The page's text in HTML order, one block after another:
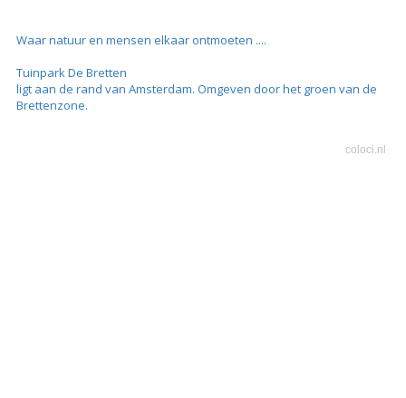
Waar natuur en mensen elkaar ontmoeten ....
Tuinpark De Bretten
ligt aan de rand van Amsterdam. Omgeven door het groen van de
Brettenzone.
coloci.nl